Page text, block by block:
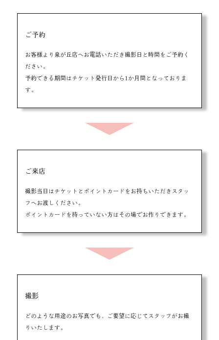
ご予約
お客様より泉が丘店へお電話いただき撮影日と時間をご予約く
ださい。
予約できる期間はチケット発行日から1か月間となっておりま
す。
ご来店
撮影当日はチケットとポイントカードをお持ちいただきスタッ
フへお渡しください。
ポイントカードを持っていない方はその場でお作りできます。
撮影
どのような用途のお写真でも、ご要望に応じてスタッフがお撮
りいたします。